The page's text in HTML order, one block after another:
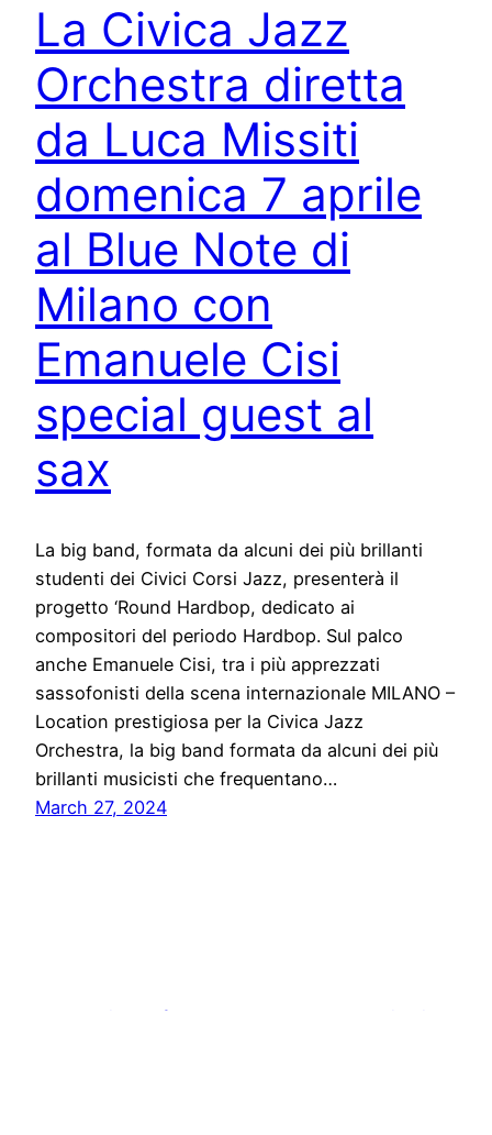
La Civica Jazz
Orchestra diretta
da Luca Missiti
domenica 7 aprile
al Blue Note di
Milano con
Emanuele Cisi
special guest al
sax
La big band, formata da alcuni dei più brillanti
studenti dei Civici Corsi Jazz, presenterà il
progetto ‘Round Hardbop, dedicato ai
compositori del periodo Hardbop. Sul palco
anche Emanuele Cisi, tra i più apprezzati
sassofonisti della scena internazionale MILANO –
Location prestigiosa per la Civica Jazz
Orchestra, la big band formata da alcuni dei più
brillanti musicisti che frequentano…
March 27, 2024
Stampa libera, free news e press communication